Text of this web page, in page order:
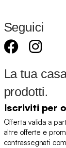
Seguici
La tua
prodotti.
Iscriviti per
Offerta valida a
altre offerte e
contrassegnati